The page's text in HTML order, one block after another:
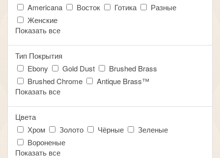
Americana
Восток Готика
Разные
Женские
Показать все
Тип Покрытия
Ebony
Gold Dust
Brushed Brass
Brushed Chrome
Antique Brass™
Показать все
Цвета
Хром
Золото Чёрные
Зеленые
Вороненые
Показать все